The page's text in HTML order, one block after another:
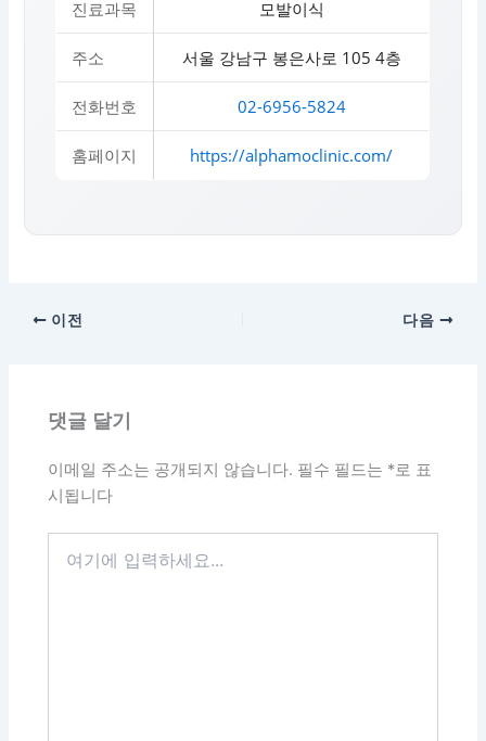
진료과목 모발이식
주소 서울 강남구 봉은사로 105 4층
전화번호 02-6956-5824
홈페이지 https://alphamoclinic.com/
이전 다음
댓글 달기
이메일 주소는 공개되지 않습니다. 필수 필드는 *로 표
시됩니다